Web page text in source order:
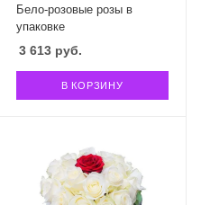
Бело-розовые розы в
упаковке
3 613руб.
В КОРЗИНУ